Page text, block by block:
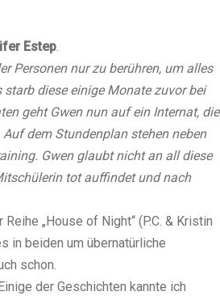
Estep.
Personen nur zu berühren, um alles
diese einige Monate zuvor bei
geht Gwen nun auf ein Internat, die
dem Stundenplan stehen neben
Gwen glaubt nicht an all diese
tot auffindet und nach
„House of Night“ (P.C. & Kristin
in beiden um übernatürliche
schon.
der Geschichten kannte ich